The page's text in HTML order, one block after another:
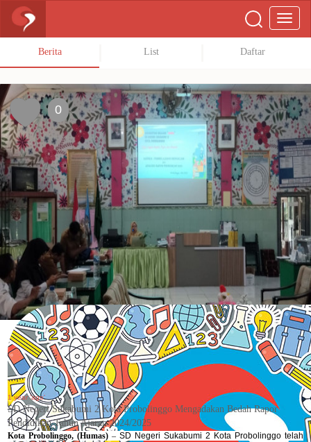
Berita List Daftar
0
1 year 'ago'
SD Negeri Sukabumi 2 Kota Probolinggo Mengadakan Bedah Rapor
Pendidikan Tahun Ajaran 2024/2025
Kota Probolinggo, (Humas)–SD Negeri Sukabumi 2 Kota Probolinggo telah